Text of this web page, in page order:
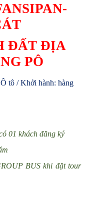
ĐẤT ĐỊA
PÔ
tô / Khởi hành: hàng
01 khách đăng ký
BUS khi đặt tour